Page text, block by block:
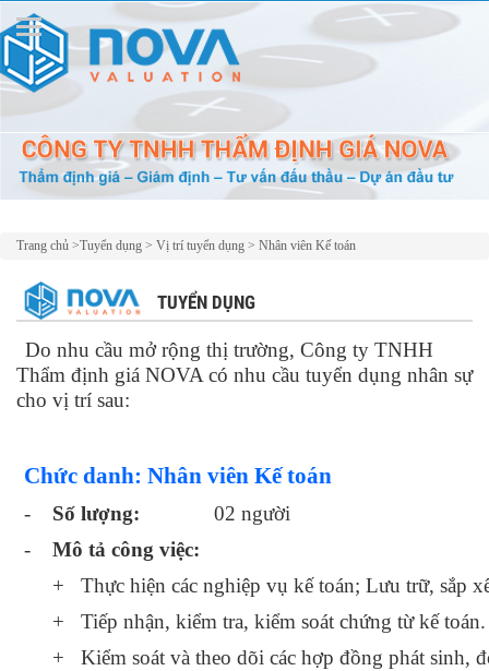
Trang chủ >Tuyển dụng > Vị trí tuyển dụng > Nhân viên Kế toán
TUYỂN DỤNG
Do nhu cầu mở rộng thị trường, Công ty TNHH
Thẩm định giá NOVA có nhu cầu tuyển dụng nhân sự
cho vị trí sau:
Chức danh: Nhân viên Kế toán
- Số lượng:
02 người
-
Mô tả công việc:
+
Thực hiện các nghiệp vụ kế toán; Lưu trữ, sắp
+
Tiếp nhận, kiểm tra, kiểm soát chứng từ kế
+
Kiểm soát và theo dõi các hợp đồng phát sinh,